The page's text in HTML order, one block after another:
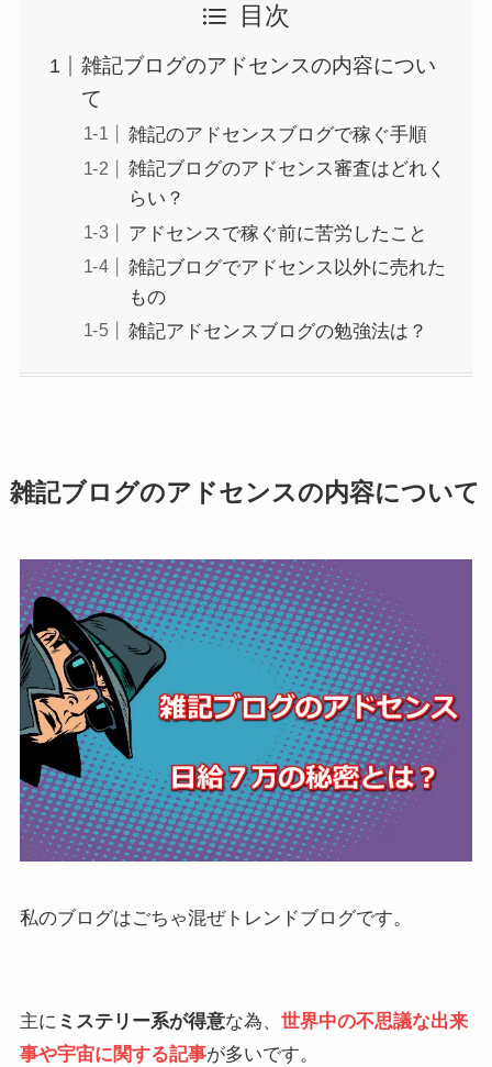
目次
雑記ブログのアドセンスの内容につい
て
雑記のアドセンスブログで稼ぐ手順
雑記ブログのアドセンス審査はどれく
らい？
アドセンスで稼ぐ前に苦労したこと
雑記ブログでアドセンス以外に売れた
もの
雑記アドセンスブログの勉強法は？
雑記ブログのアドセンスの内容について
私のブログはごちゃ混ぜトレンドブログです。
主に ミステリー系が得意な為、 世界中の不思議な出来
事や宇宙に関する記事が多いです。